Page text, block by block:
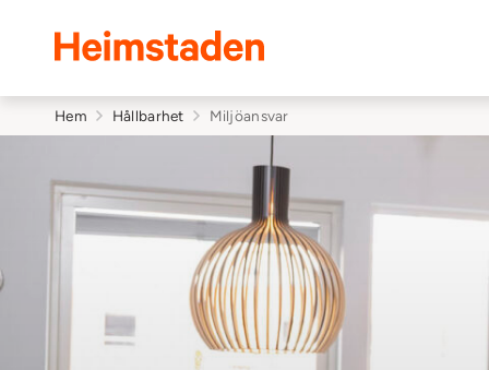
Heimstaden
Hem Hållbarhet Miljöansvar